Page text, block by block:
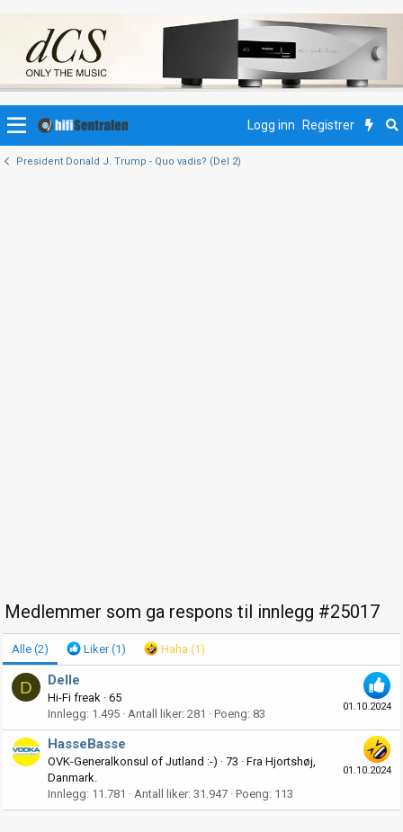
Logg inn Registrer
President Donald J. Trump - Quo vadis? (Del 2)
Medlemmer som ga respons til innlegg #25017
Alle (2) Liker(1) Haha (1)
D
01.10.2024
Delle
Hi-Fi freak · 65
Innlegg 1.495 Antall liker 281 Poeng 83
01.10.2024
HasseBasse
OVK-Generalkonsul of Jutland :-) · 73 · Fra Hjortshøj,
Danmark.
Innlegg 11.781 Antall liker 31.947 Poeng 113